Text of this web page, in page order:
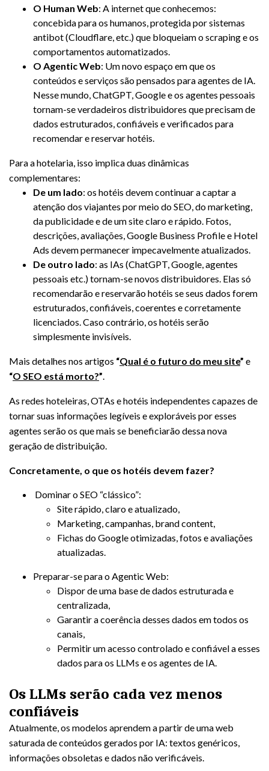
O Human Web: A internet que conhecemos:
concebida para os humanos, protegida por sistemas
antibot (Cloudflare, etc.) que bloqueiam o scraping e os
comportamentos automatizados.
O Agentic Web: Um novo espaço em que os
conteúdos e serviços são pensados para agentes de IA.
Nesse mundo, ChatGPT, Google e os agentes pessoais
tornam-se verdadeiros distribuidores que precisam de
dados estruturados, confiáveis e verificados para
recomendar e reservar hotéis.
Para a hotelaria, isso implica duas dinâmicas
complementares:
De um lado: os hotéis devem continuar a captar a
atenção dos viajantes por meio do SEO, do marketing,
da publicidade e de um site claro e rápido. Fotos,
descrições, avaliações, Google Business Profile e Hotel
Ads devem permanecer impecavelmente atualizados.
De outro lado: as IAs (ChatGPT, Google, agentes
pessoais etc.) tornam-se novos distribuidores. Elas só
recomendarão e reservarão hotéis se seus dados forem
estruturados, confiáveis, coerentes e corretamente
licenciados. Caso contrário, os hotéis serão
simplesmente invisíveis.
Mais detalhes nos artigos “Qual é o futuro do meu site” e
“O SEO está morto?”.
As redes hoteleiras, OTAs e hotéis independentes capazes de
tornar suas informações legíveis e exploráveis por esses
agentes serão os que mais se beneficiarão dessa nova
geração de distribuição.
Concretamente, o que os hotéis devem fazer?
Dominar o SEO “clássico”:
Site rápido, claro e atualizado,
Marketing, campanhas, brand content,
Fichas do Google otimizadas, fotos e avaliações
atualizadas.
Preparar-se para o Agentic Web:
Dispor de uma base de dados estruturada e
centralizada,
Garantir a coerência desses dados em todos os
canais,
Permitir um acesso controlado e confiável a esses
dados para os LLMs e os agentes de IA.
Os LLMs serão cada vez menos
confiáveis
Atualmente, os modelos aprendem a partir de uma web
saturada de conteúdos gerados por IA: textos genéricos,
informações obsoletas e dados não verificáveis.